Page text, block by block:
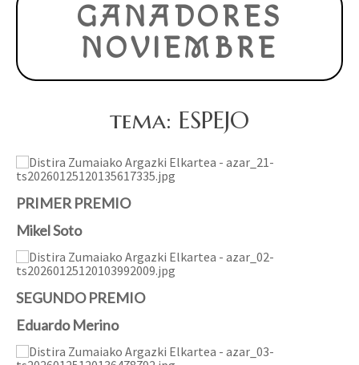
GANADORES
NOVIEMBRE
tema: ESPEJO
PRIMER PREMIO
Mikel Soto
SEGUNDO PREMIO
Eduardo Merino